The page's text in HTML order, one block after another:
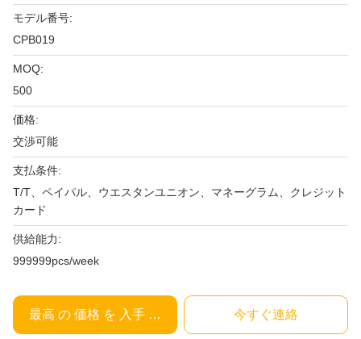
モデル番号:
CPB019
MOQ:
500
価格:
交渉可能
支払条件:
T/T、ペイパル、ウエスタンユニオン、マネーグラム、クレジット
カード
供給能力:
999999pcs/week
最高 の 価格 を 入手 する 今すぐ連絡